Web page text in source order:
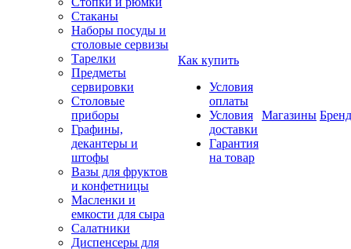
Стаканы
Наборы посуды и
столовые сервизы
Тарелки
Предметы
сервировки
Столовые
приборы
Графины,
декантеры и
штофы
Вазы для фруктов
и конфетницы
Масленки и
емкости для сыра
Салатники
Диспенсеры для
Как купить
Условия
оплаты
Условия
доставки
Гарантия
на товар
Магазины